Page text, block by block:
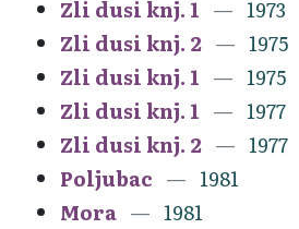
Zli dusi knj. 1
1973
Zli dusi knj. 2
1975
Zli dusi knj. 1
1975
Zli dusi knj. 1
1977
Zli dusi knj. 2
1977
Poljubac
1981
Mora
1981